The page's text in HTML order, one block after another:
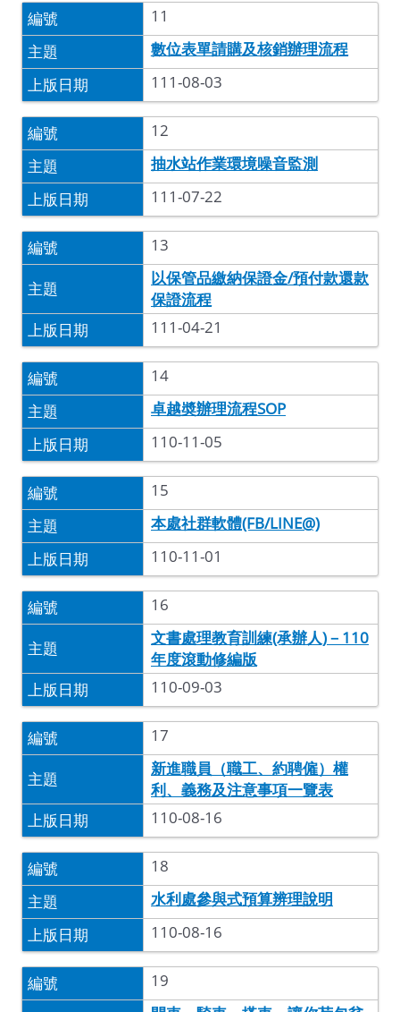
11
數位表單請購及核銷辦理流程
111-08-03
12
抽水站作業環境噪音監測
111-07-22
13
以保管品繳納保證金/預付款還款
保證流程
111-04-21
14
卓越奬辦理流程SOP
110-11-05
15
本處社群軟體(FB/LINE@)
110-11-01
16
文書處理教育訓練(承辦人)－110
年度滾動修編版
110-09-03
17
新進職員（職工、約聘僱）權
利、義務及注意事項一覽表
110-08-16
18
水利處參與式預算辨理說明
110-08-16
19